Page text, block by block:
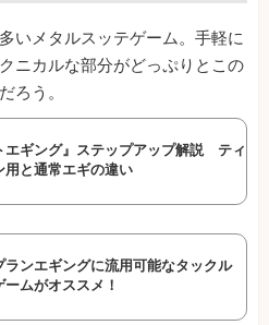
いメタルスッテゲーム。手軽に
ニカルな部分がどっぷりとこの
ろう。
エギング』ステップアップ解説 ティ
用と通常エギの違い
ランエギングに流用可能なタックル
ームがオススメ！